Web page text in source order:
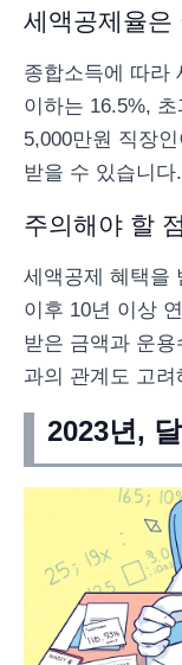
세액공제율은
종합소득에 따라
이하는 16.5%,
5,000만원 직장
받을 수 있습니다.
주의해야 할
세액공제 혜택을
이후 10년 이상
받은 금액과 운
과의 관계도 고
2023년,